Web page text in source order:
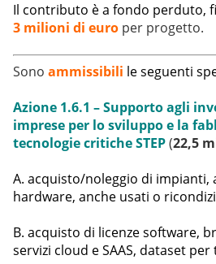
Il contributo è a fondo perduto,
3 milioni di euro per progetto.
Sono ammissibili le seguenti
Azione 1.6.1 – Supporto agli
imprese per lo sviluppo e la
tecnologie critiche STEP(22,5
A. acquisto/noleggio di impianti,
hardware, anche usati o
B. acquisto di licenze software,
servizi cloud e SAAS, dataset per